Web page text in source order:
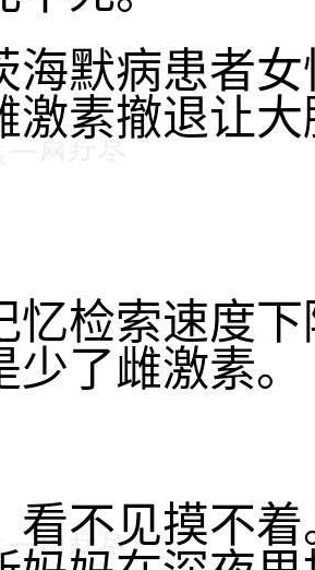
海默病患者
激素撤退让
忆检索速度
少了雌激素。
看不见摸不